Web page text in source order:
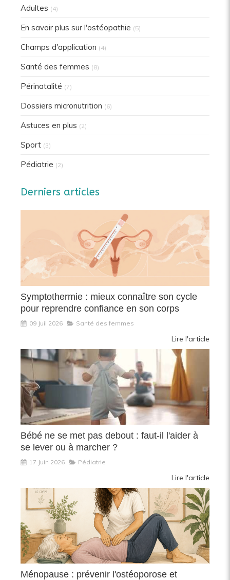
Adultes (4)
En savoir plus sur l'ostéopathie (5)
Champs d'application (4)
Santé des femmes (8)
Périnatalité (7)
Dossiers micronutrition (6)
Astuces en plus (2)
Sport (3)
Pédiatrie (2)
Derniers articles
Symptothermie : mieux connaître son cycle
pour reprendre confiance en son corps
09 Juil 2026 Santé des femmes
Lire l'article
Bébé ne se met pas debout : faut-il l'aider à
se lever ou à marcher ?
17 Juin 2026 Pédiatrie
Lire l'article
Ménopause : prévenir l'ostéoporose et